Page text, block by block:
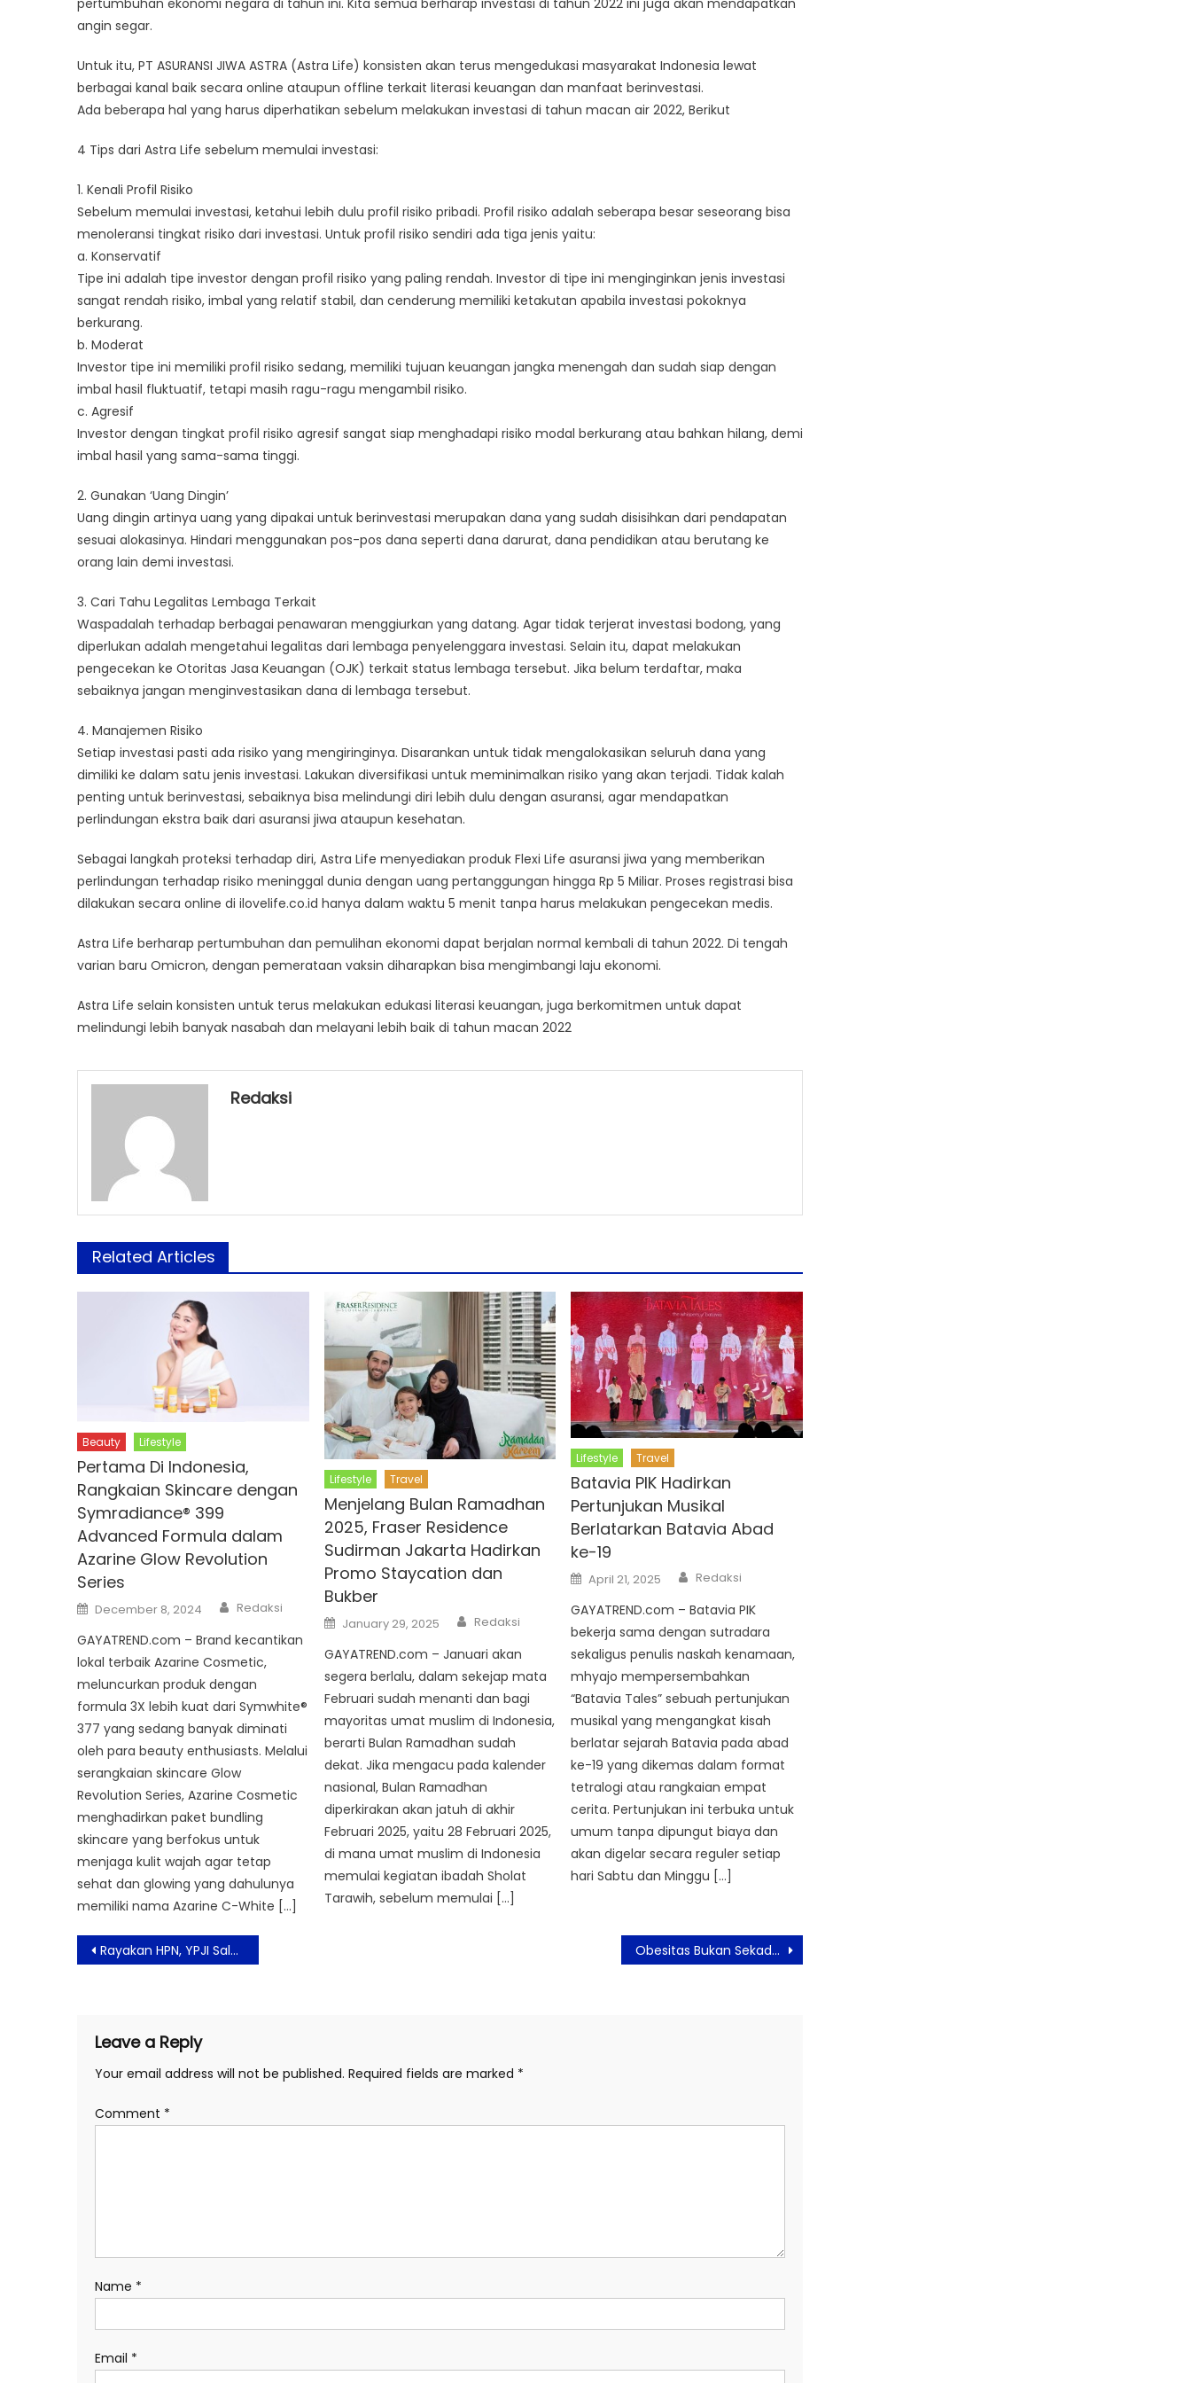
angin segar.
Untuk itu, PT ASURANSI JIWA ASTRA (Astra Life) konsisten akan terus mengedukasi masyarakat Indonesia lewat
berbagai kanal baik secara online ataupun offline terkait literasi keuangan dan manfaat berinvestasi.
Ada beberapa hal yang harus diperhatikan sebelum melakukan investasi di tahun macan air 2022, Berikut
4 Tips dari Astra Life sebelum memulai investasi:
1. Kenali Profil Risiko
Sebelum memulai investasi, ketahui lebih dulu profil risiko pribadi. Profil risiko adalah seberapa besar seseorang bisa
menoleransi tingkat risiko dari investasi. Untuk profil risiko sendiri ada tiga jenis yaitu:
a. Konservatif
Tipe ini adalah tipe investor dengan profil risiko yang paling rendah. Investor di tipe ini menginginkan jenis investasi
sangat rendah risiko, imbal yang relatif stabil, dan cenderung memiliki ketakutan apabila investasi pokoknya
berkurang.
b. Moderat
Investor tipe ini memiliki profil risiko sedang, memiliki tujuan keuangan jangka menengah dan sudah siap dengan
imbal hasil fluktuatif, tetapi masih ragu-ragu mengambil risiko.
c. Agresif
Investor dengan tingkat profil risiko agresif sangat siap menghadapi risiko modal berkurang atau bahkan hilang, demi
imbal hasil yang sama-sama tinggi.
2. Gunakan ‘Uang Dingin’
Uang dingin artinya uang yang dipakai untuk berinvestasi merupakan dana yang sudah disisihkan dari pendapatan
sesuai alokasinya. Hindari menggunakan pos-pos dana seperti dana darurat, dana pendidikan atau berutang ke
orang lain demi investasi.
3. Cari Tahu Legalitas Lembaga Terkait
Waspadalah terhadap berbagai penawaran menggiurkan yang datang. Agar tidak terjerat investasi bodong, yang
diperlukan adalah mengetahui legalitas dari lembaga penyelenggara investasi. Selain itu, dapat melakukan
pengecekan ke Otoritas Jasa Keuangan (OJK) terkait status lembaga tersebut. Jika belum terdaftar, maka
sebaiknya jangan menginvestasikan dana di lembaga tersebut.
4. Manajemen Risiko
Setiap investasi pasti ada risiko yang mengiringinya. Disarankan untuk tidak mengalokasikan seluruh dana yang
dimiliki ke dalam satu jenis investasi. Lakukan diversifikasi untuk meminimalkan risiko yang akan terjadi. Tidak kalah
penting untuk berinvestasi, sebaiknya bisa melindungi diri lebih dulu dengan asuransi, agar mendapatkan
perlindungan ekstra baik dari asuransi jiwa ataupun kesehatan.
Sebagai langkah proteksi terhadap diri, Astra Life menyediakan produk Flexi Life asuransi jiwa yang memberikan
perlindungan terhadap risiko meninggal dunia dengan uang pertanggungan hingga Rp 5 Miliar. Proses registrasi bisa
dilakukan secara online di ilovelife.co.id hanya dalam waktu 5 menit tanpa harus melakukan pengecekan medis.
Astra Life berharap pertumbuhan dan pemulihan ekonomi dapat berjalan normal kembali di tahun 2022. Di tengah
varian baru Omicron, dengan pemerataan vaksin diharapkan bisa mengimbangi laju ekonomi.
Astra Life selain konsisten untuk terus melakukan edukasi literasi keuangan, juga berkomitmen untuk dapat
melindungi lebih banyak nasabah dan melayani lebih baik di tahun macan 2022
Redaksi
Related Articles
Beauty Lifestyle
Pertama Di Indonesia,
Rangkaian Skincare dengan
Symradiance® 399
Advanced Formula dalam
Azarine Glow Revolution
Series
Posted
on
December 8, 2024 Author
Redaksi
GAYATREND.com – Brand kecantikan
lokal terbaik Azarine Cosmetic,
meluncurkan produk dengan
formula 3X lebih kuat dari Symwhite®
377 yang sedang banyak diminati
oleh para beauty enthusiasts. Melalui
serangkaian skincare Glow
Revolution Series, Azarine Cosmetic
menghadirkan paket bundling
skincare yang berfokus untuk
menjaga kulit wajah agar tetap
sehat dan glowing yang dahulunya
memiliki nama Azarine C-White […]
Lifestyle Travel
Menjelang Bulan Ramadhan
2025, Fraser Residence
Sudirman Jakarta Hadirkan
Promo Staycation dan
Bukber
Posted
on
January 29, 2025 Author
Redaksi
GAYATREND.com – Januari akan
segera berlalu, dalam sekejap mata
Februari sudah menanti dan bagi
mayoritas umat muslim di Indonesia,
berarti Bulan Ramadhan sudah
dekat. Jika mengacu pada kalender
nasional, Bulan Ramadhan
diperkirakan akan jatuh di akhir
Februari 2025, yaitu 28 Februari 2025,
di mana umat muslim di Indonesia
memulai kegiatan ibadah Sholat
Tarawih, sebelum memulai […]
Lifestyle Travel
Batavia PIK Hadirkan
Pertunjukan Musikal
Berlatarkan Batavia Abad
ke-19
Posted
on
April 21, 2025 Author
Redaksi
GAYATREND.com – Batavia PIK
bekerja sama dengan sutradara
sekaligus penulis naskah kenamaan,
mhyajo mempersembahkan
“Batavia Tales” sebuah pertunjukan
musikal yang mengangkat kisah
berlatar sejarah Batavia pada abad
ke-19 yang dikemas dalam format
tetralogi atau rangkaian empat
cerita. Pertunjukan ini terbuka untuk
umum tanpa dipungut biaya dan
akan digelar secara reguler setiap
hari Sabtu dan Minggu […]
Post
navigation
Rayakan HPN, YPJI Salurkan Sembako Untuk Anak Yatim dan Jurnalis Obesitas Bukan Sekadar Kelebihan Lemak
Leave a Reply
Your email address will not be published. Required fields are marked *
Comment *
Name *
Email *